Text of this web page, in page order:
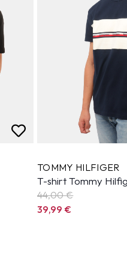
TOMMY HILFIGER
T-shirt Tommy
44,00 €
39,99€